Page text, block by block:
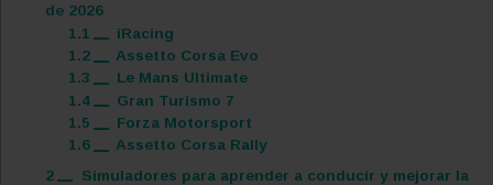
de 2026
1.1
iRacing
1.2
Assetto Corsa Evo
1.3
Le Mans Ultimate
1.4
Gran Turismo 7
1.5
Forza Motorsport
1.6
Assetto Corsa Rally
2
Simuladores para aprender a conducir y mejorar la